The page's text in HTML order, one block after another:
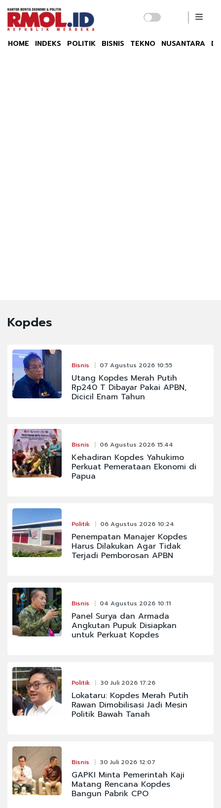
HOME INDEKS POLITIK BISNIS TEKNO NUSANTARA
Kopdes
Bisnis 07 Agustus 2026 10:55
Utang Kopdes Merah Putih
Rp240 T Dibayar Pakai APBN,
Dicicil Enam Tahun
Bisnis 06 Agustus 2026 15:44
Kehadiran Kopdes Yahukimo
Perkuat Pemerataan Ekonomi di
Papua
Politik 06 Agustus 2026 10:24
Penempatan Manajer Kopdes
Harus Dilakukan Agar Tidak
Terjadi Pemborosan APBN
Bisnis 04 Agustus 2026 10:11
Panel Surya dan Armada
Angkutan Pupuk Disiapkan
untuk Perkuat Kopdes
Politik 30 Juli 2026 17:26
Lokataru: Kopdes Merah Putih
Rawan Dimobilisasi Jadi Mesin
Politik Bawah Tanah
Bisnis 30 Juli 2026 12:07
GAPKI Minta Pemerintah Kaji
Matang Rencana Kopdes
Bangun Pabrik CPO